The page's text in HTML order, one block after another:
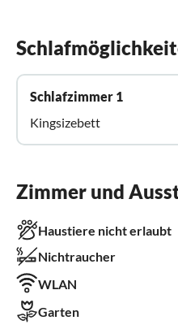
Schlafzimmer 1
Kingsizebett
Zimmer und
Haustiere nicht erlaubt
Nichtraucher
WLAN
Garten